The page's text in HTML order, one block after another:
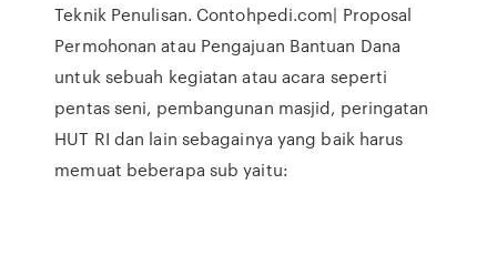
Teknik Penulisan. Contohpedi.com| Proposal
Permohonan atau Pengajuan Bantuan Dana
untuk sebuah kegiatan atau acara seperti
pentas seni, pembangunan masjid, peringatan
HUT RI dan lain sebagainya yang baik harus
memuat beberapa sub yaitu: